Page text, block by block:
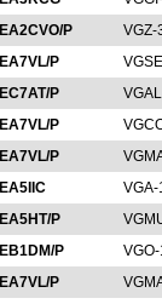
EA2CVO/P
VGZ-
EA7VL/P
EC7AT/P
EA7VL/P
EA7VL/P
EA5IIC
EA5HT/P
EB1DM/P
EA7VL/P